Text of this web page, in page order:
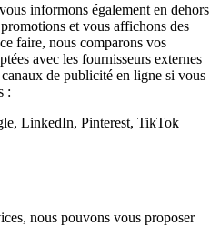
informons également en dehors
et vous affichons des
faire, nous comparons vos
avec les fournisseurs externes
de publicité en ligne si vous
:
LinkedIn, Pinterest, TikTok
nous pouvons vous proposer